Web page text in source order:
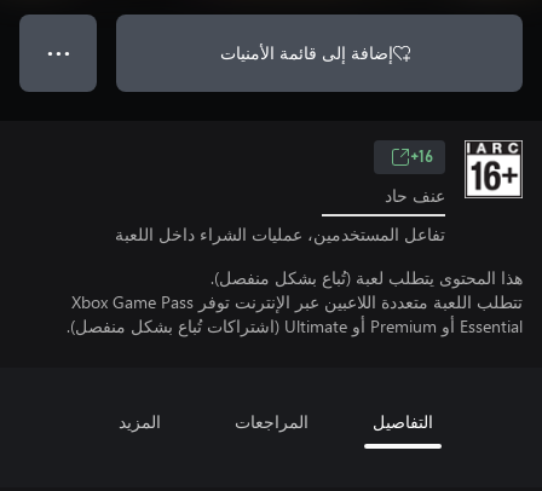
إضافة إلى قائمة الأمنيات ● ● ●
16+
عنف حاد
تفاعل المستخدمين، عمليات الشراء داخل اللعبة
هذا المحتوى يتطلب لعبة (تُباع بشكل منفصل).
تتطلب اللعبة متعددة اللاعبين عبر الإنترنت توفر Xbox Game Pass
Essential أو Premium أو Ultimate (اشتراكات تُباع بشكل منفصل).
التفاصيل المراجعات المزيد